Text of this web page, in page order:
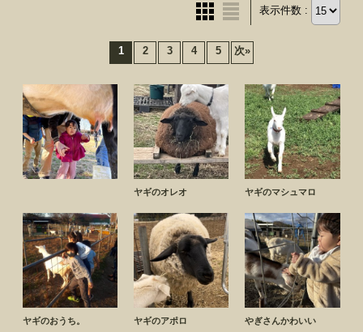
表示件数 :
1 2 3 4 5 次»
ヤギのオレオ ヤギのマシュマロ
ヤギのおうち。 ヤギのアポロ やぎさんかわいい